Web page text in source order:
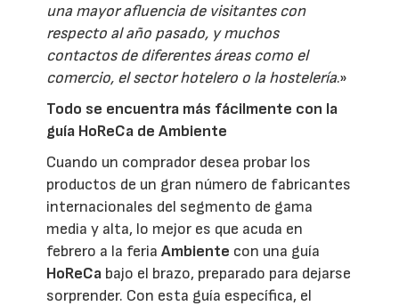
una mayor afluencia de visitantes con
respecto al año pasado, y muchos
contactos de diferentes áreas como el
comercio, el sector hotelero o la hostelería.»
Todo se encuentra más fácilmente con la
guía HoReCa de Ambiente
Cuando un comprador desea probar los
productos de un gran número de fabricantes
internacionales del segmento de gama
media y alta, lo mejor es que acuda en
febrero a la feriaAmbiente con una guía
HoReCa bajo el brazo, preparado para dejarse
sorprender. Con esta guía específica, el